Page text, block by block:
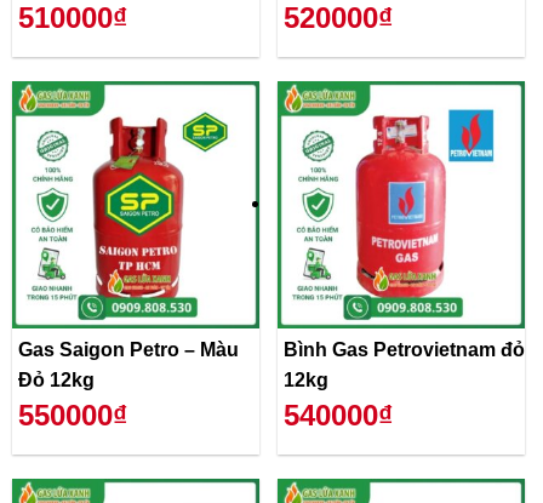
510000₫ 520000₫
Gas Saigon Petro – Màu
Đỏ 12kg
550000₫
Bình Gas Petrovietnam đỏ
12kg
540000₫